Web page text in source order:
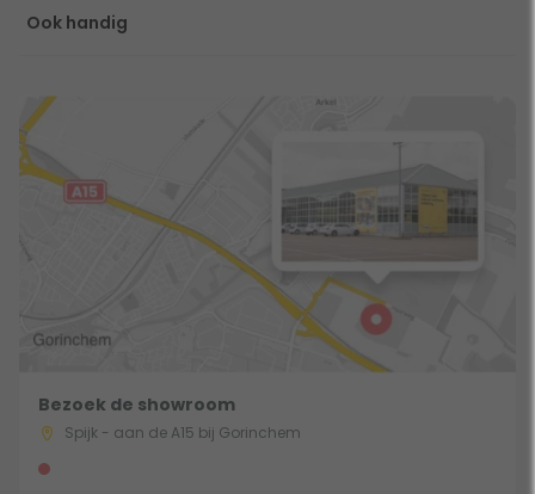
Ook handig
Bezoek de showroom
Spijk - aan de A15 bij Gorinchem